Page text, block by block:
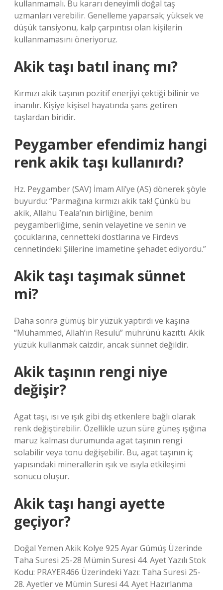
kullanmamalı. Bu kararı deneyimli doğal taş
uzmanları verebilir. Genelleme yaparsak; yüksek ve
düşük tansiyonu, kalp çarpıntısı olan kişilerin
kullanmamasını öneriyoruz.
Akik taşı batıl inanç mı?
Kırmızı akik taşının pozitif enerjiyi çektiği bilinir ve
inanılır. Kişiye kişisel hayatında şans getiren
taşlardan biridir.
Peygamber efendimiz hangi
renk akik taşı kullanırdı?
Hz. Peygamber (SAV) İmam Ali’ye (AS) dönerek şöyle
buyurdu: “Parmağına kırmızı akik tak! Çünkü bu
akik, Allahu Teala’nın birliğine, benim
peygamberliğime, senin velayetine ve senin ve
çocuklarına, cennetteki dostlarına ve Firdevs
cennetindeki Şiilerine imametine şehadet ediyordu.”
Akik taşı taşımak sünnet
mi?
Daha sonra gümüş bir yüzük yaptırdı ve kaşına
“Muhammed, Allah’ın Resulü” mührünü kazıttı. Akik
yüzük kullanmak caizdir, ancak sünnet değildir.
Akik taşının rengi niye
değişir?
Agat taşı, ısı ve ışık gibi dış etkenlere bağlı olarak
renk değiştirebilir. Özellikle uzun süre güneş ışığına
maruz kalması durumunda agat taşının rengi
solabilir veya tonu değişebilir. Bu, agat taşının iç
yapısındaki minerallerin ışık ve ısıyla etkileşimi
sonucu oluşur.
Akik taşı hangi ayette
geçiyor?
Doğal Yemen Akik Kolye 925 Ayar Gümüş Üzerinde
Taha Suresi 25-28 Mümin Suresi 44. Ayet Yazılı Stok
Kodu: PRAYER466 Üzerindeki Yazı: Taha Suresi 25-
28. Ayetler ve Mümin Suresi 44. Ayet Hazırlanma